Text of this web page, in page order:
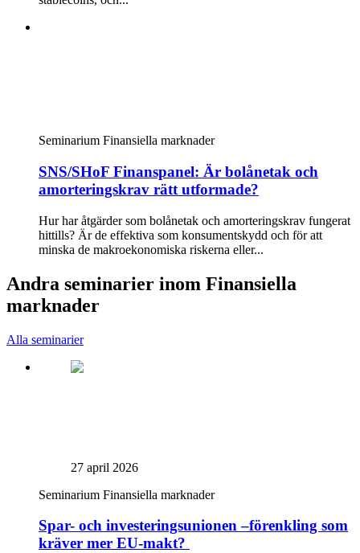
Seminarium Finansiella marknader
SNS/SHoF Finanspanel: Är bolånetak och
amorteringskrav rätt utformade?
Hur har åtgärder som bolånetak och amorteringskrav fungerat
hittills? Är de effektiva som konsumentskydd och för att
minska de makroekonomiska riskerna eller...
Andra seminarier inom Finansiella
marknader
Alla seminarier
27 april 2026
Seminarium Finansiella marknader
Spar- och investeringsunionen –förenkling som
kräver mer EU-makt?